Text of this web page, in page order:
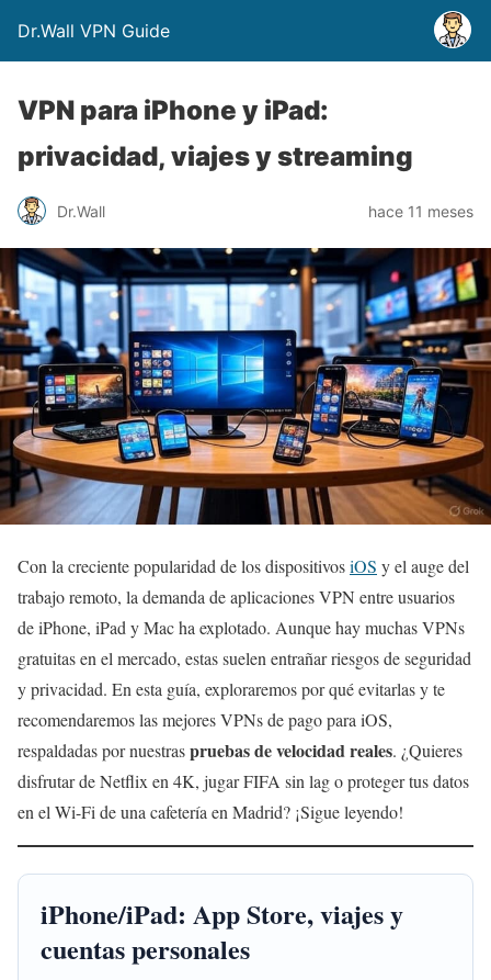
Dr.Wall VPN Guide
VPN para iPhone y iPad:
privacidad, viajes y streaming
Dr.Wall hace 11 meses
Con la creciente popularidad de los dispositivosiOS y el auge del
trabajo remoto, la demanda de aplicaciones VPN entre usuarios
de iPhone, iPad y Mac ha explotado. Aunque hay muchas VPNs
gratuitas en el mercado, estas suelen entrañar riesgos de seguridad
y privacidad. En esta guía, exploraremos por qué evitarlas y te
recomendaremos las mejores VPNs de pago para iOS,
respaldadas por nuestraspruebas de velocidad reales. ¿Quieres
disfrutar de Netflix en 4K, jugar FIFA sin lag o proteger tus datos
en el Wi-Fi de una cafetería en Madrid? ¡Sigue leyendo!
iPhone/iPad: App Store, viajes y
cuentas personales